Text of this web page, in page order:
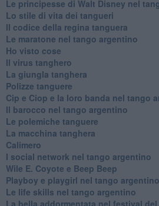
Le principesse di Walt Disney nel
Lo stile di vita dei tangueri
Il codice della regina tanguera
Le maratone nel tango argentino
Ho visto cose
Il virus tanghero
La giungla tanghera
Polizze tanguere
Cip e Ciop e la loro banda nel tango
Il barocco nel tango argentino
Le polemiche tanguere
La macchina tanghera
Calimero
​I social network nel tango argentino
Wile E. Coyote e Beep Beep
Playboy e playgirl nel tango argentino
Le life skills nel tango argentino
La bella addormentata nel festival